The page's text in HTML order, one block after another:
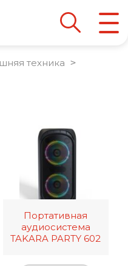
техника >
Портативная
аудиосистема
TAKARA PARTY 602